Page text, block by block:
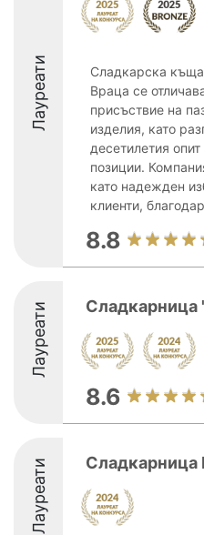
Лауреати
Сладкарска
Враца се
присъствие на
изделия, като
десетилетия
позиции.
като надежден
клиенти,
8.8
Лауреати Сладкарница
8.6
Лауреати Сладкарница